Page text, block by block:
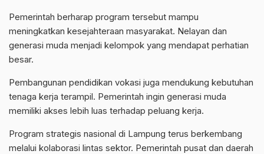
Pemerintah berharap program tersebut mampu
meningkatkan kesejahteraan masyarakat. Nelayan dan
generasi muda menjadi kelompok yang mendapat perhatian
besar.
Pembangunan pendidikan vokasi juga mendukung kebutuhan
tenaga kerja terampil. Pemerintah ingin generasi muda
memiliki akses lebih luas terhadap peluang kerja.
Program strategis nasional di Lampung terus berkembang
melalui kolaborasi lintas sektor. Pemerintah pusat dan daerah